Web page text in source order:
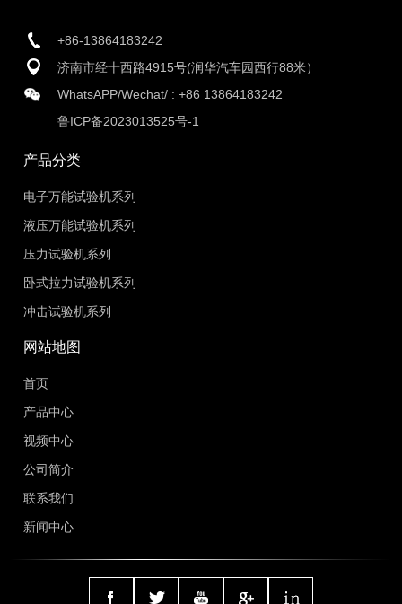
+86-13864183242
济南市经十西路4915号(润华汽车园西行88米）
WhatsAPP/Wechat/ :+86 13864183242
鲁ICP备2023013525号-1
产品分类
电子万能试验机系列
液压万能试验机系列
压力试验机系列
卧式拉力试验机系列
冲击试验机系列
网站地图
首页
产品中心
视频中心
公司简介
联系我们
新闻中心